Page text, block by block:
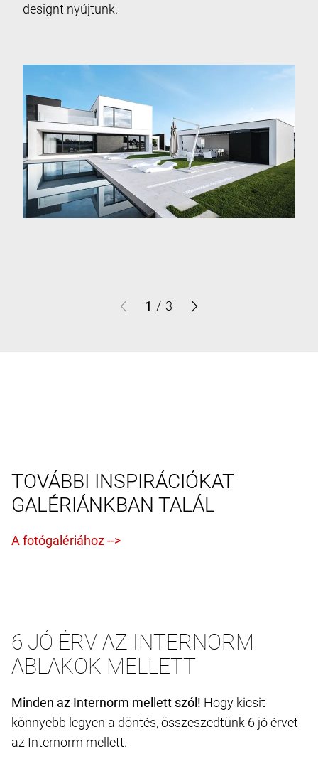
designt nyújtunk.
1 / 3
TOVÁBBI INSPIRÁCIÓKAT
GALÉRIÁNKBAN TALÁL
6 JÓ ÉRV AZ INTERNORM
ABLAKOK MELLETT
Minden az Internorm mellett szól! Hogy kicsit
könnyebb legyen a döntés, összeszedtünk 6 jó érvet
az Internorm mellett.